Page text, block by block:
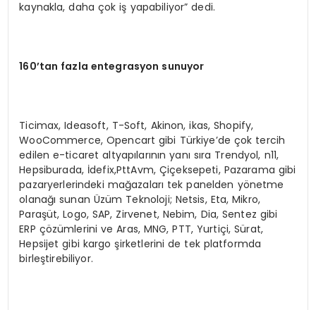
kaynakla, daha çok iş yapabiliyor” dedi.
160’tan fazla entegrasyon sunuyor
Ticimax, Ideasoft, T-Soft, Akinon, ikas, Shopify,
WooCommerce, Opencart gibi Türkiye’de çok tercih
edilen e-ticaret altyapılarının yanı sıra Trendyol, n11,
Hepsiburada, İdefix,PttAvm, Çiçeksepeti, Pazarama gibi
pazaryerlerindeki mağazaları tek panelden yönetme
olanağı sunan Üzüm Teknoloji; Netsis, Eta, Mikro,
Paraşüt, Logo, SAP, Zirvenet, Nebim, Dia, Sentez gibi
ERP çözümlerini ve Aras, MNG, PTT, Yurtiçi, Sürat,
Hepsijet gibi kargo şirketlerini de tek platformda
birleştirebiliyor.